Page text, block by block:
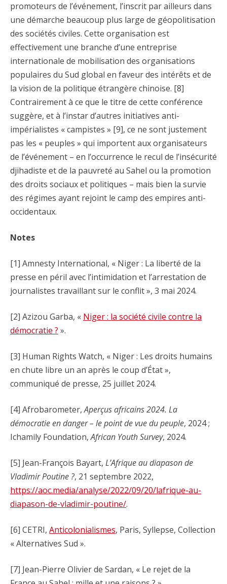
promoteurs de l’événement, l’inscrit par ailleurs dans
une démarche beaucoup plus large de géopolitisation
des sociétés civiles. Cette organisation est
effectivement une branche d’une entreprise
internationale de mobilisation des organisations
populaires du Sud global en faveur des intérêts et de
la vision de la politique étrangère chinoise. [8]
Contrairement à ce que le titre de cette conférence
suggère, et à l’instar d’autres initiatives anti-
impérialistes « campistes » [9], ce ne sont justement
pas les « peuples » qui importent aux organisateurs
de l’événement – en l’occurrence le recul de l’insécurité
djihadiste et de la pauvreté au Sahel ou la promotion
des droits sociaux et politiques – mais bien la survie
des régimes ayant rejoint le camp des empires anti-
occidentaux.
Notes
[1] Amnesty International, « Niger : La liberté de la
presse en péril avec l’intimidation et l’arrestation de
journalistes travaillant sur le conflit », 3 mai 2024.
[2] Azizou Garba, « Niger : la société civile contre la
démocratie ? ».
[3] Human Rights Watch, « Niger : Les droits humains
en chute libre un an après le coup d’État »,
communiqué de presse, 25 juillet 2024.
[4] Afrobarometer,Aperçus africains 2024. La
démocratie en danger – le point de vue du peuple, 2024 ;
Ichamily Foundation,African Youth Survey, 2024.
[5] Jean-François Bayart, L’Afrique au diapason de
Vladimir Poutine ?, 21 septembre 2022,
https://aoc.media/analyse/2022/09/20/lafrique-au-
diapason-de-vladimir-poutine/.
[6] CETRI, Anticolonialismes, Paris, Syllepse, Collection
« Alternatives Sud ».
[7] Jean-Pierre Olivier de Sardan, « Le rejet de la